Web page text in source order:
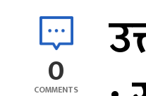
0
COMMENTS